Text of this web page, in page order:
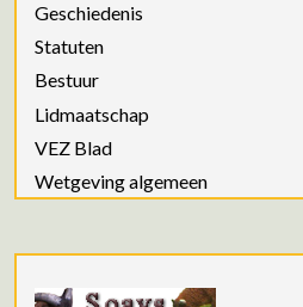
Geschiedenis
Statuten
Bestuur
Lidmaatschap
VEZ Blad
Wetgeving algemeen